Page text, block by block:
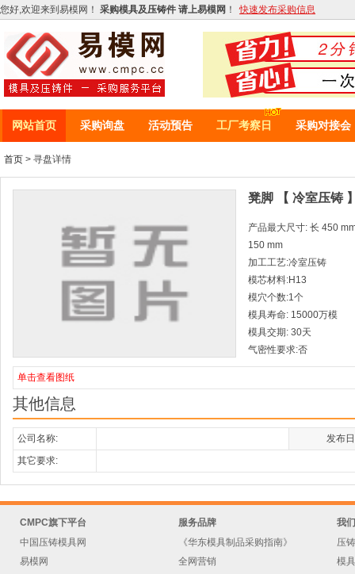
您好,欢迎来到易模网！ 采购模具及压铸件 请上易模网 ！ 快速发布采购信息
网站首页 采购询盘 活动预告 工厂考察日 采购对接会
首页 > 寻盘详情
凳脚 【 冷室压铸
产品最大尺寸: 长 450
150 mm
加工工艺:冷室压铸
模芯材料:H13
模穴个数:1个
模具寿命: 15000万模
模具交期: 30天
气密性要求:否
单击查看图纸
其他信息
公司名称:
发布
其它要求:
CMPC旗下平台
中国压铸模具网
易模网
服务品牌
《华东模具制品采购指南》
全网营销
我
压
模